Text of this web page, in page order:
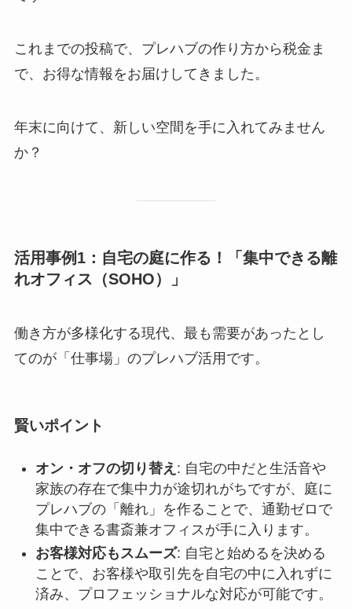
これまでの投稿で、プレハブの作り方から税金ま
で、お得な情報をお届けしてきました。
年末に向けて、新しい空間を手に入れてみません
か？
活用事例1：自宅の庭に作る！「集中できる離
れオフィス（SOHO）」
働き方が多様化する現代、最も需要があったとし
てのが「仕事場」のプレハブ活用です。
賢いポイント
オン・オフの切り替え : 自宅の中だと生活音や
家族の存在で集中力が途切れがちですが、庭に
プレハブの「離れ」を作ることで、通勤ゼロで
集中できる書斎兼オフィスが手に入ります。
お客様対応もスムーズ: 自宅と始めるを決める
ことで、お客様や取引先を自宅の中に入れずに
済み、プロフェッショナルな対応が可能です。